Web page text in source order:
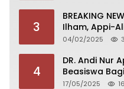
3
BREAKING
Ilham, Appi-
2025
04/02/2025
4
DR. Andi Nur
Beasiswa
Fakultas
17/05/2025